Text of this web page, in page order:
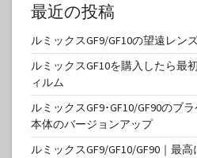
最近の投稿
ルミックスGF9/GF10の望遠レン
ルミックスGF10を購入したら最
ィルム
ルミックスGF9･GF10/GF90のブ
本体のバージョンアップ
ルミックスGF9/GF10/GF90｜最